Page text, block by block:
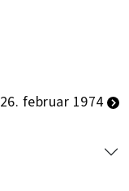
26. februar 1974